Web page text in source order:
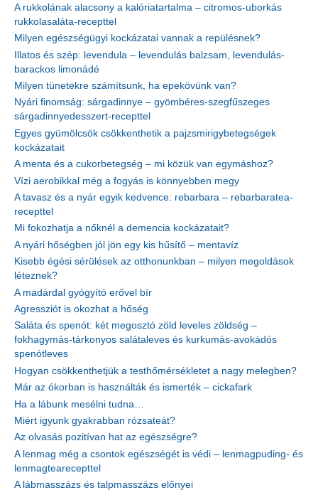
A rukkolának alacsony a kalóriatartalma – citromos-uborkás
rukkolasaláta-recepttel
Milyen egészségügyi kockázatai vannak a repülésnek?
Illatos és szép: levendula – levendulás balzsam, levendulás-
barackos limonádé
Milyen tünetekre számítsunk, ha epekövünk van?
Nyári finomság: sárgadinnye – gyömbéres-szegfűszeges
sárgadinnyedesszert-recepttel
Egyes gyümölcsök csökkenthetik a pajzsmirigybetegségek
kockázatait
A menta és a cukorbetegség – mi közük van egymáshoz?
Vízi aerobikkal még a fogyás is könnyebben megy
A tavasz és a nyár egyik kedvence: rebarbara – rebarbaratea-
recepttel
Mi fokozhatja a nőknél a demencia kockázatait?
A nyári hőségben jól jön egy kis hűsítő – mentavíz
Kisebb égési sérülések az otthonunkban – milyen megoldások
léteznek?
A madárdal gyógyító erővel bír
Agressziót is okozhat a hőség
Saláta és spenót: két megosztó zöld leveles zöldség –
fokhagymás-tárkonyos salátaleves és kurkumás-avokádós
spenótleves
Hogyan csökkenthetjük a testhőmérsékletet a nagy melegben?
Már az ókorban is használták és ismerték – cickafark
Ha a lábunk mesélni tudna…
Miért igyunk gyakrabban rózsateát?
Az olvasás pozitívan hat az egészségre?
A lenmag még a csontok egészségét is védi – lenmagpuding- és
lenmagtearecepttel
A lábmasszázs és talpmasszázs előnyei